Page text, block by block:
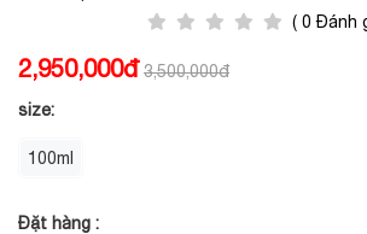
( 0 Đánh
2,950,000đ 3,500,000đ
size:
100ml
Đặt hàng :